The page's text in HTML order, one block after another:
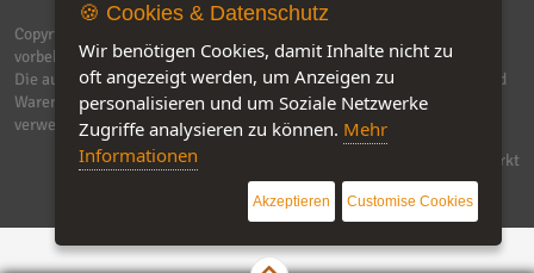
Copyright © 2026
vorbehalten.
Die auf dieser Seite verwendeten Produktbezeichnungen, Namen und
Warenzeichen sind Eigentum der jeweiligen Firmen. Unser Portal
verwendet Affiliat-Links, für dir wir Geld erhalten.
Software by IQ-Markt
🍪 Cookies & Datenschutz
Wir benötigen Cookies, damit Inhalte nicht zu
oft angezeigt werden, um Anzeigen zu
personalisieren und um Soziale Netzwerke
Zugriffe analysieren zu können. Mehr
Informationen
Akzeptieren Customise Cookies